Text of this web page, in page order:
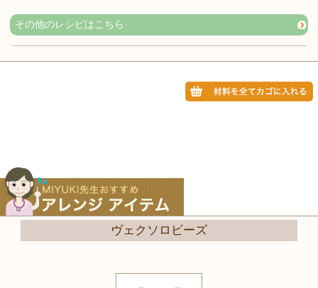
その他のレシピはこちら
ヴェクソロビーズ